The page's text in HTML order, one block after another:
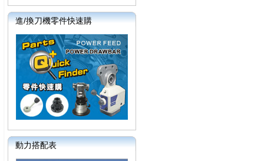
進/換刀機零件快速購
動力搭配表